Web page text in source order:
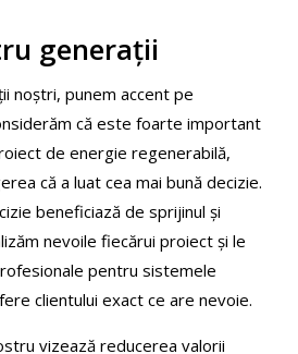
generații
noștri, punem accent pe
că este foarte important
de energie regenerabilă,
că a luat cea mai bună decizie.
beneficiază de sprijinul și
nevoile fiecărui proiect și le
pentru sistemele
clientului exact ce are nevoie.
vizează reducerea valorii